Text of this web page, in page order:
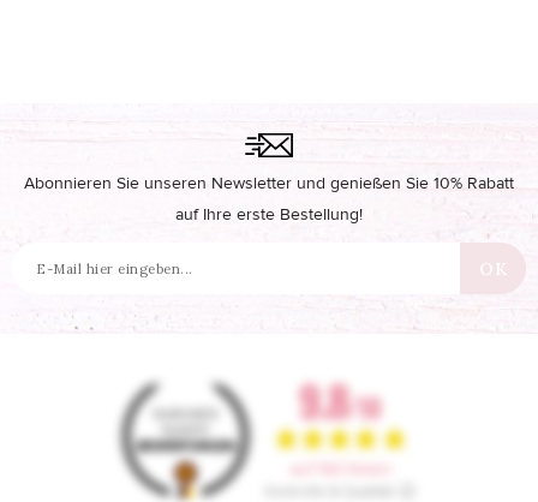
Abonnieren Sie unseren Newsletter und genießen Sie 10% Rabatt
auf Ihre erste Bestellung!